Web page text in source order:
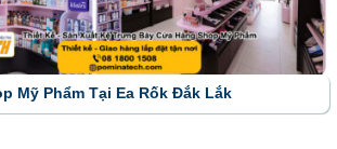
Mỹ Phẩm Tại Ea Rốk Đắk Lắk